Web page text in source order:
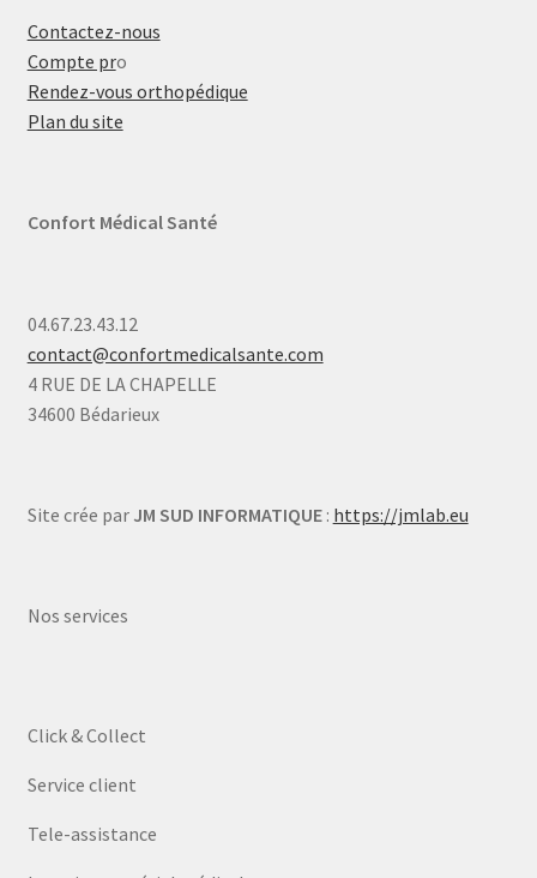
Contactez-nous
Compte pro
Rendez-vous orthopédique
Plan du site
Confort Médical Santé
04.67.23.43.12
contact@confortmedicalsante.com
4 RUE DE LA CHAPELLE
34600 Bédarieux
Site crée par JM SUD INFORMATIQUE: https://jmlab.eu
Nos services
Click & Collect
Service client
Tele-assistance